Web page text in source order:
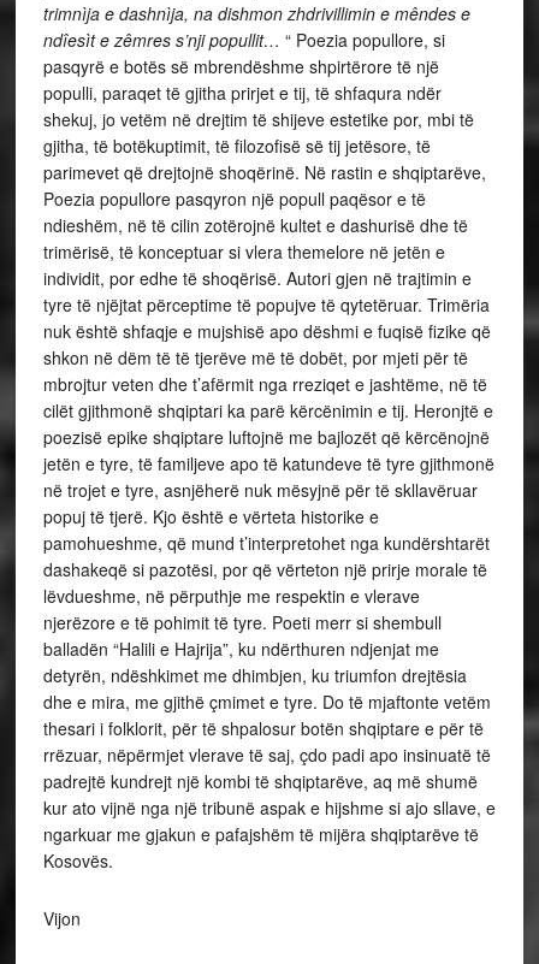
trimnìja e dashnìja, na dishmon zhdrivillimin e mêndes e
ndîesìt e zêmres s’nji popullit… “ Poezia popullore, si
pasqyrë e botës së mbrendëshme shpirtërore të një
populli, paraqet të gjitha prirjet e tij, të shfaqura ndër
shekuj, jo vetëm në drejtim të shijeve estetike por, mbi të
gjitha, të botëkuptimit, të filozofisë së tij jetësore, të
parimevet që drejtojnë shoqërinë. Në rastin e shqiptarëve,
Poezia popullore pasqyron një popull paqësor e të
ndieshëm, në të cilin zotërojnë kultet e dashurisë dhe të
trimërisë, të konceptuar si vlera themelore në jetën e
individit, por edhe të shoqërisë. Autori gjen në trajtimin e
tyre të njëjtat përceptime të popujve të qytetëruar. Trimëria
nuk është shfaqje e mujshisë apo dëshmi e fuqisë fizike që
shkon në dëm të të tjerëve më të dobët, por mjeti për të
mbrojtur veten dhe t’afërmit nga rreziqet e jashtëme, në të
cilët gjithmonë shqiptari ka parë kërcënimin e tij. Heronjtë e
poezisë epike shqiptare luftojnë me bajlozët që kërcënojnë
jetën e tyre, të familjeve apo të katundeve të tyre gjithmonë
në trojet e tyre, asnjëherë nuk mësyjnë për të skllavëruar
popuj të tjerë. Kjo është e vërteta historike e
pamohueshme, që mund t’interpretohet nga kundërshtarët
dashakeqë si pazotësi, por që vërteton një prirje morale të
lëvdueshme, në përputhje me respektin e vlerave
njerëzore e të pohimit të tyre. Poeti merr si shembull
balladën “Halili e Hajrija”, ku ndërthuren ndjenjat me
detyrën, ndëshkimet me dhimbjen, ku triumfon drejtësia
dhe e mira, me gjithë çmimet e tyre. Do të mjaftonte vetëm
thesari i folklorit, për të shpalosur botën shqiptare e për të
rrëzuar, nëpërmjet vlerave të saj, çdo padi apo insinuatë të
padrejtë kundrejt një kombi të shqiptarëve, aq më shumë
kur ato vijnë nga një tribunë aspak e hijshme si ajo sllave, e
ngarkuar me gjakun e pafajshëm të mijëra shqiptarëve të
Kosovës.
Vijon